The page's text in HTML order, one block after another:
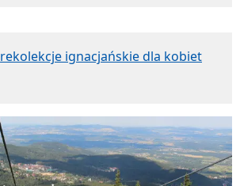
rekolekcje ignacjańskie dla kobiet